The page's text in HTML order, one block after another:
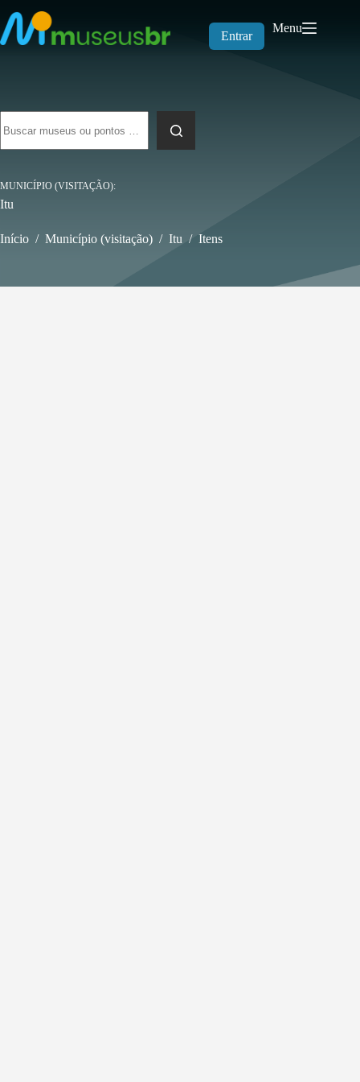
para
o
conteúdo
Entrar
Menu
resultados
MUNICÍPIO (VISITAÇÃO)
Itu
Início / Município (visitação) / Itu / Itens